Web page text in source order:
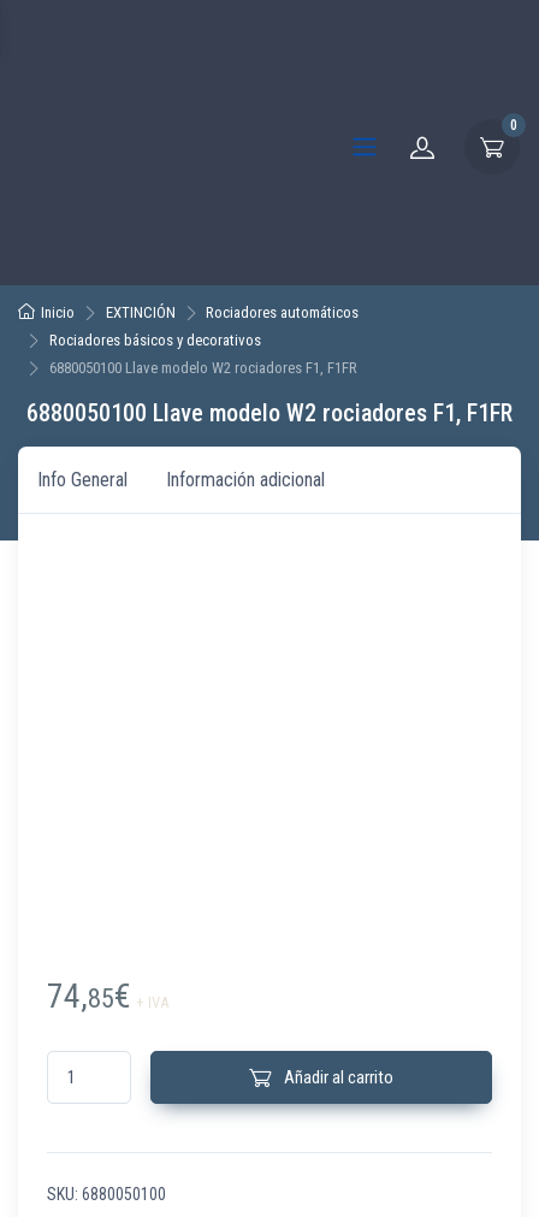
0
Inicio EXTINCIÓN
Rociadores automáticos
Rociadores básicos y decorativos
6880050100 Llave modelo W2 rociadores F1, F1FR
6880050100 Llave modelo W2 rociadores F1, F1FR
Info General Información adicional
74,85€ + IVA
6880050100 Llave modelo W2 rociadores F1, F1FR cantidad
Añadir al carrito
SKU: 6880050100